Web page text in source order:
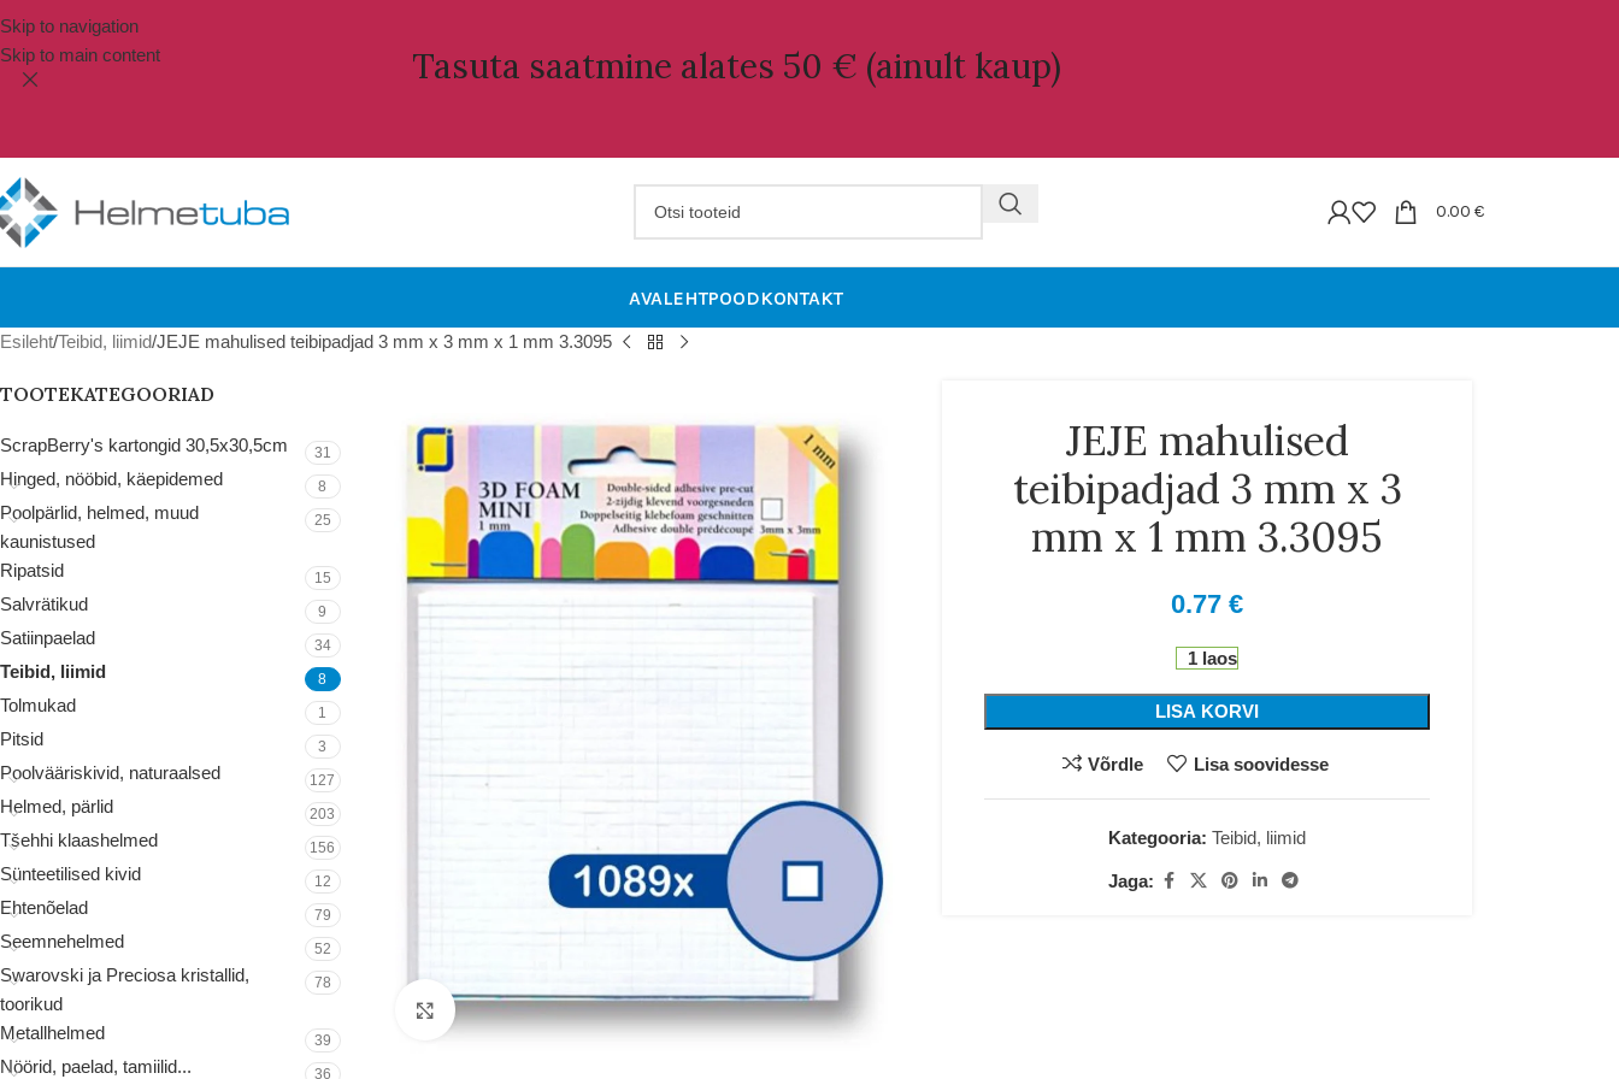
Skip to navigation
Skip to main content
Tasuta saatmine alates 50 € (ainult kaup)
0.00 €
AVALEHTPOODKONTAKT
Esileht Teibid, liimid JEJE mahulised teibipadjad 3 mm x 3 mm x 1 mm 3.3095
TOOTEKATEGOORIAD
ScrapBerry's kartongid 30,5x30,5cm 31
Hinged, nööbid, käepidemed 8
Poolpärlid, helmed, muud
kaunistused
25
Ripatsid 15
Salvrätikud 9
Satiinpaelad 34
Teibid, liimid 8
Tolmukad 1
Pitsid 3
Poolvääriskivid, naturaalsed 127
Helmed, pärlid 203
Tšehhi klaashelmed 156
Sünteetilised kivid 12
Ehtenõelad 79
Seemnehelmed 52
Swarovski ja Preciosa kristallid,
toorikud
78
Metallhelmed 39
Nöörid, paelad, tamiilid... 36
Suurenda
JEJE mahulised
teibipadjad 3 mm x 3
mm x 1 mm 3.3095
0.77€
1 laos
LISA KORVI
Võrdle Lisa soovidesse
Kategooria: Teibid, liimid
Jaga: